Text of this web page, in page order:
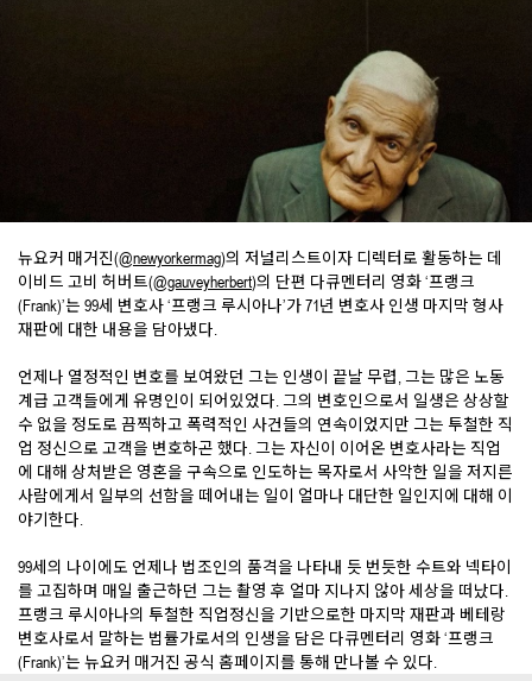
뉴요커 매거진(@newyorkermag)의 저널리스트이자 디렉터로 활동하는 데
이비드 고비 허버트(@gauveyherbert)의 단편 다큐멘터리 영화 ‘프랭크
(Frank)’는 99세 변호사 ‘프랭크 루시아나’가 71년 변호사 인생 마지막 형사
재판에 대한 내용을 담아냈다.
언제나 열정적인 변호를 보여왔던 그는 인생이 끝날 무렵, 그는 많은 노동
계급 고객들에게 유명인이 되어있었다. 그의 변호인으로서 일생은 상상할
수 없을 정도로 끔찍하고 폭력적인 사건들의 연속이었지만 그는 투철한 직
업 정신으로 고객을 변호하곤 했다. 그는 자신이 이어온 변호사라는 직업
에 대해 상처받은 영혼을 구속으로 인도하는 목자로서 사악한 일을 저지른
사람에게서 일부의 선함을 떼어내는 일이 얼마나 대단한 일인지에 대해 이
야기한다.
99세의 나이에도 언제나 법조인의 품격을 나타내 듯 번듯한 수트와 넥타이
를 고집하며 매일 출근하던 그는 촬영 후 얼마 지나지 않아 세상을 떠났다.
프랭크 루시아나의 투철한 직업정신을 기반으로한 마지막 재판과 베테랑
변호사로서 말하는 법률가로서의 인생을 담은 다큐멘터리 영화 ‘프랭크
(Frank)’는 뉴요커 매거진 공식 홈페이지를 통해 만나볼 수 있다.